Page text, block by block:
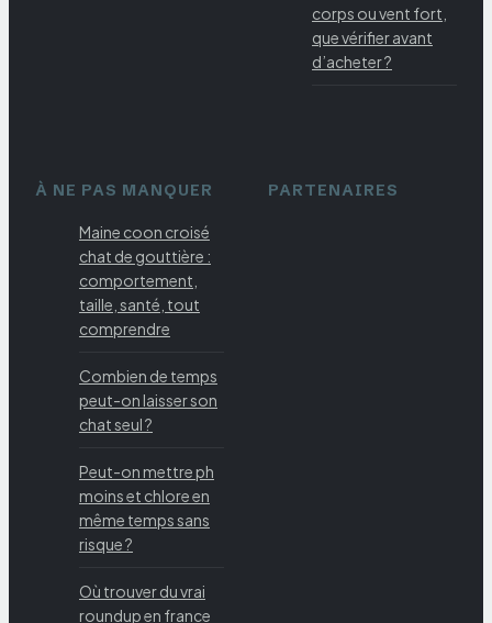
corps ou vent fort,
que vérifier avant
d’acheter ?
À NE PAS MANQUER
Maine coon croisé
chat de gouttière :
comportement,
taille, santé, tout
comprendre
Combien de temps
peut-on laisser son
chat seul ?
Peut-on mettre ph
moins et chlore en
même temps sans
risque ?
Où trouver du vrai
roundup en france
PARTENAIRES